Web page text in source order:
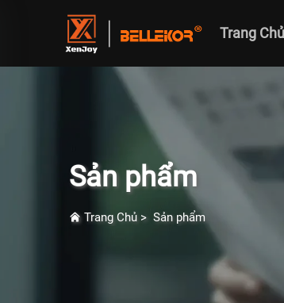
Trang Chủ
Sản phẩm
Trang Chủ > Sản phẩm